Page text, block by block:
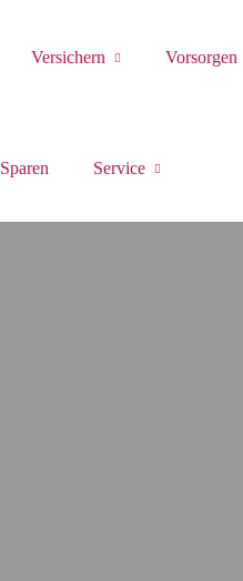
Versichern Vorsorgen
Sparen Service